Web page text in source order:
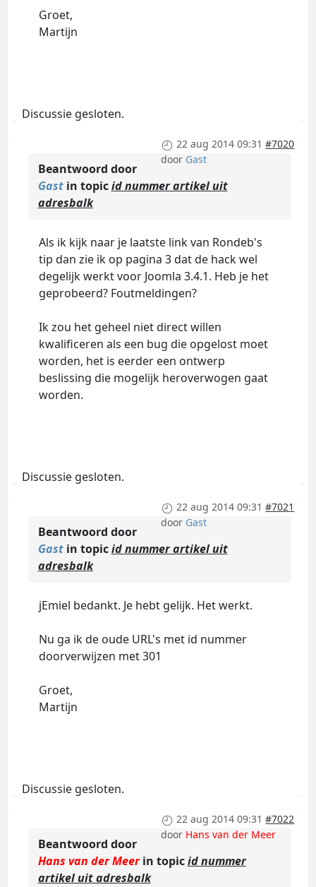
Groet,
Martijn
Discussie gesloten.
22 aug 2014 09:31 #7020
door Gast
Beantwoord door
Gastin topicid nummer artikel uit
adresbalk
Als ik kijk naar je laatste link van Rondeb's
tip dan zie ik op pagina 3 dat de hack wel
degelijk werkt voor Joomla 3.4.1. Heb je het
geprobeerd? Foutmeldingen?
Ik zou het geheel niet direct willen
kwalificeren als een bug die opgelost moet
worden, het is eerder een ontwerp
beslissing die mogelijk heroverwogen gaat
worden.
Discussie gesloten.
22 aug 2014 09:31 #7021
door Gast
Beantwoord door
Gastin topicid nummer artikel uit
adresbalk
jEmiel bedankt. Je hebt gelijk. Het werkt.
Nu ga ik de oude URL's met id nummer
doorverwijzen met 301
Groet,
Martijn
Discussie gesloten.
22 aug 2014 09:31 #7022
door Hans van der Meer
Beantwoord door
Hans van der Meerin topicid nummer
artikel uit adresbalk